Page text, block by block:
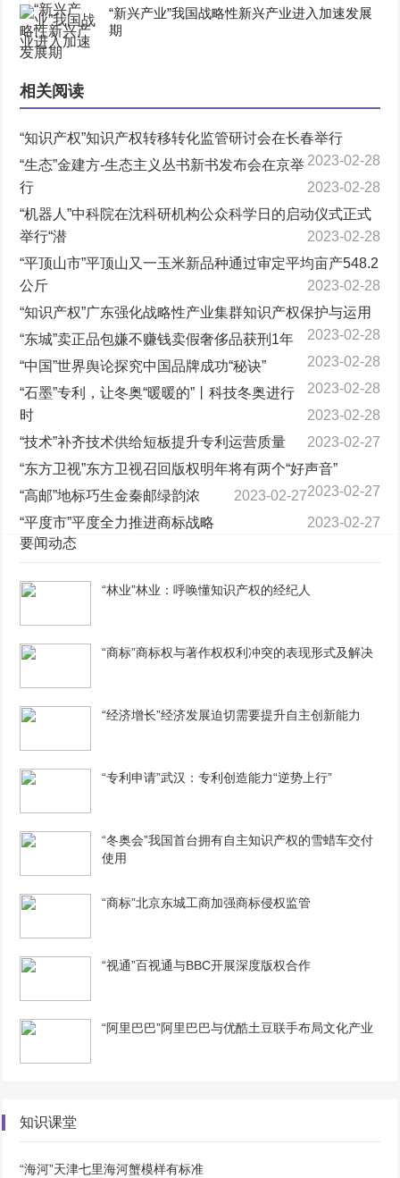
“新兴产业”我国战略性新兴产业进入加速发展
期
相关阅读
“知识产权”知识产权转移转化监管研讨会在长春举行
2023-02-28
“生态”金建方-生态主义丛书新书发布会在京举
行
2023-02-28
“机器人”中科院在沈科研机构公众科学日的启动仪式正式
举行“潜
2023-02-28
“平顶山市”平顶山又一玉米新品种通过审定平均亩产548.2
公斤
2023-02-28
“知识产权”广东强化战略性产业集群知识产权保护与运用
2023-02-28
“东城”卖正品包嫌不赚钱卖假奢侈品获刑1年
2023-02-28
“中国”世界舆论探究中国品牌成功“秘诀”
2023-02-28
“石墨”专利，让冬奥“暖暖的”丨科技冬奥进行
时
2023-02-28
“技术”补齐技术供给短板提升专利运营质量
2023-02-27
“东方卫视”东方卫视召回版权明年将有两个“好声音”
2023-02-27
“高邮”地标巧生金秦邮绿韵浓
2023-02-27
“平度市”平度全力推进商标战略
2023-02-27
要闻动态
“林业”林业：呼唤懂知识产权的经纪人
“商标”商标权与著作权权利冲突的表现形式及解决
“经济增长”经济发展迫切需要提升自主创新能力
“专利申请”武汉：专利创造能力“逆势上行”
“冬奥会”我国首台拥有自主知识产权的雪蜡车交付
使用
“商标”北京东城工商加强商标侵权监管
“视通”百视通与BBC开展深度版权合作
“阿里巴巴”阿里巴巴与优酷土豆联手布局文化产业
知识课堂
“海河”天津七里海河蟹模样有标准